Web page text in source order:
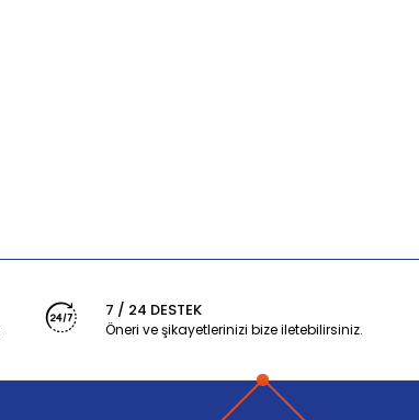
7 / 24 DESTEK
Öneri ve şikayetlerinizi bize iletebilirsiniz.